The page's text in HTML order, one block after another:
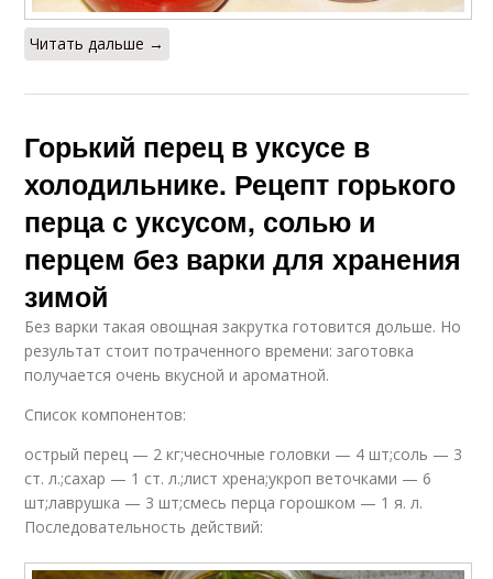
Читать дальше →
Горький перец в уксусе в
холодильнике. Рецепт горького
перца с уксусом, солью и
перцем без варки для хранения
зимой
Без варки такая овощная закрутка готовится дольше. Но
результат стоит потраченного времени: заготовка
получается очень вкусной и ароматной.
Список компонентов:
острый перец — 2 кг;чесночные головки — 4 шт;соль — 3
ст. л.;сахар — 1 ст. л.;лист хрена;укроп веточками — 6
шт;лаврушка — 3 шт;смесь перца горошком — 1 я. л.
Последовательность действий: